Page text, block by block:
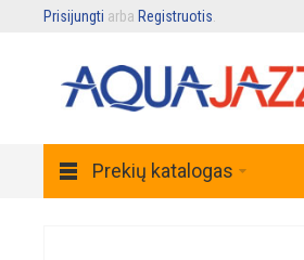
Prisijungti arba Registruotis
Prekių katalogas